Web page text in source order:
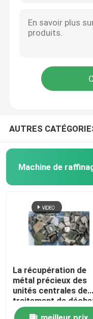
Produits
Au sujet de nous
AUTRES
Machine de
La récupération de
métal précieux des
unités centrales de
traitement de
d'E enfonce la